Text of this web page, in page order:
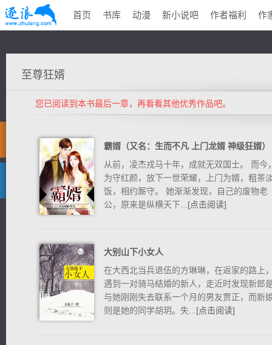
首页 书库 动漫 新小说吧 作者福利 作
至尊狂婿
您已阅读到本书最后一章，再看看其他优秀作品吧。
霸婿（又名：生而不凡 上门龙婿 神级狂婿）
从前，凌杰戎马十年，成就无双国士。 而今
为守红颜，放下一世荣耀，上门为婿，粗茶
饭，相约厮守。 她渐渐发现，自己的废物老
公，原来是纵横天下... [点击阅读]
大别山下小女人
在大西北当兵退伍的方琳琳，在返家的路上
遇到一对骑马结婚的新人，走近时发现新郎
与她刚刚失去联系一个月的男友贾正，而新
则是她的同学胡玥。失... [点击阅读]